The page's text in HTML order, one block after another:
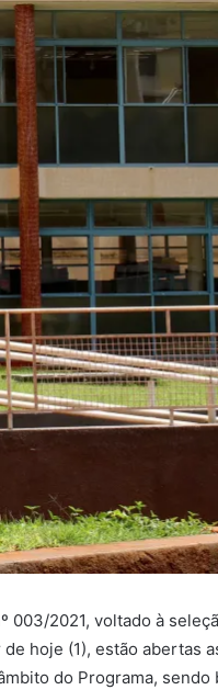
003/2021, voltado à
hoje (1), estão abertas
do Programa, sendo